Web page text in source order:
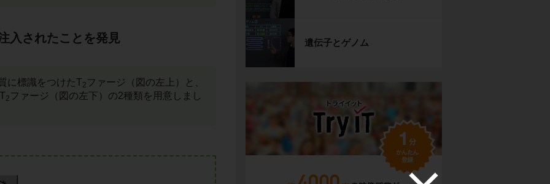
入されたことを発見
に標識をつけたT2 ファージ（図の左上）と、
2 ファージ（図の左下）の2種類を用意しまし
遺伝子とゲノム